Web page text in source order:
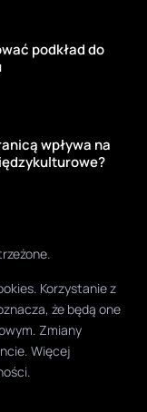
podkład do
wpływa na
Korzystanie z
że będą one
Zmiany
Więcej
.